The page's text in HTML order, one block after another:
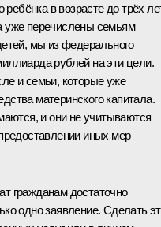
в возрасте до трёх
уже перечислены семьям
мы из федерального
рублей на эти цели.
и семьи, которые уже
материнского капитала.
и они не учитываются
иных мер
гражданам достаточно
одно заявление. Сделать